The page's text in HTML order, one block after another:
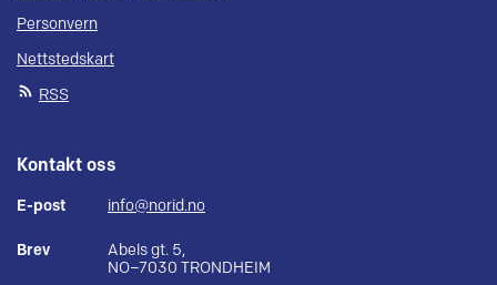
Personvern
Nettstedskart
RSS
Kontakt oss
E-post info@norid.no
Brev
Abels gt. 5,
NO–7030 TRONDHEIM